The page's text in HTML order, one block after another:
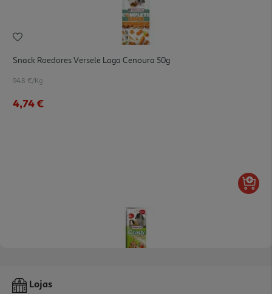
Snack Roedores Versele Laga Cenoura 50g
94.8 €/Kg
4,74 €
Snack Coelho Versele Laga Barrita Fruta 2un
Lojas